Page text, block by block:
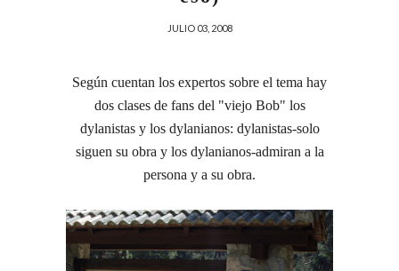
JULIO 03, 2008
Según cuentan los expertos sobre el tema hay
dos clases de fans del "viejo Bob" los
dylanistas y los dylanianos: dylanistas-solo
siguen su obra y los dylanianos-admiran a la
persona y a su obra.